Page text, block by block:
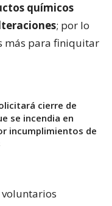
químicos
; por lo
más para finiquitar
cierre de
se incendia en
incumplimientos de
voluntarios